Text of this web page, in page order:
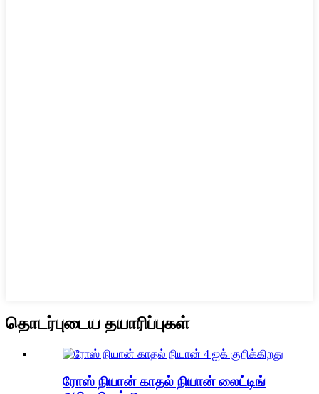
தொடர்புடைய தயாரிப்புகள்
ரோஸ் நியான் காதல் நியான் லைட்டிங்